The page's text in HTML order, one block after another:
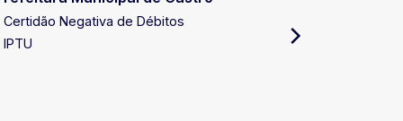
Certidão Negativa de Débitos
IPTU